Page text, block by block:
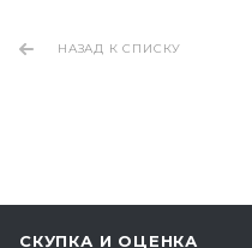
НАЗАД К СПИСКУ
СКУПКА И ОЦЕНКА